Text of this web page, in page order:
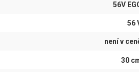
56V
56
není v
30